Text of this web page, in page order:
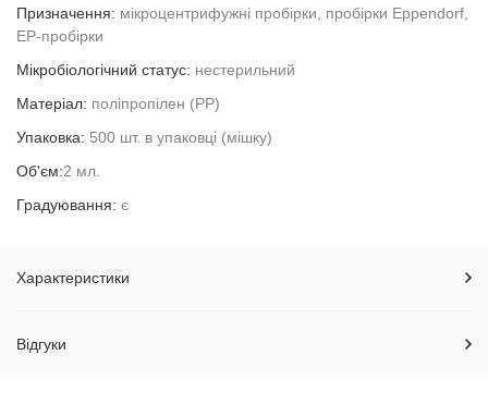
Призначення: мікроцентрифужні пробірки, пробірки Eppendorf,
EP-пробірки
Мікробіологічний статус: нестерильний
Матеріал: поліпропілен (PP)
Упаковка: 500 шт. в упаковці (мішку)
Об'єм:2 мл.
Градуювання: є
Характеристики
Відгуки